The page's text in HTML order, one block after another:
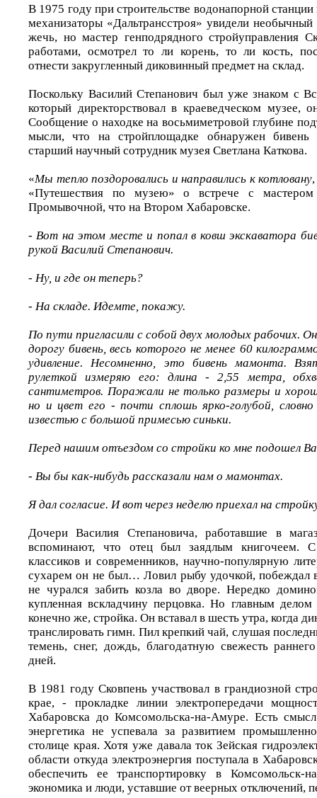
В 1975 году при строительстве водонапорной
механизаторы «Дальтрансстроя» увидели
жечь, но мастер генподрядного стройуправления
работами, осмотрел то ли корень, то ли кость,
отнести закругленный диковинный предмет на склад.
Поскольку Василий Степанович был уже знаком с
который директорствовал в краеведческом музее,
Сообщение о находке на восьмиметровой глубине
мысли, что на стройплощадке обнаружен бивень
старший научный сотрудник музея Светлана Каткова.
«Мы тепло поздоровались и направились к котловану
«Путешествия по музею» о встрече с
Промывочной, что на Втором Хабаровске.
- Вот на этом месте и попал в ковш экскаватора
рукой Василий Степанович.
- Ну, и где он теперь?
- На складе. Идемте, покажу.
По пути пригласили с собой двух молодых рабочих.
дорогу бивень, весь которого не менее 60
удивление. Несомненно, это бивень мамонта.
рулеткой измеряю его: длина - 2,55 метра,
сантиметров. Поражали не только размеры и
но и цвет его - почти сплошь ярко-голубой,
известью с большой примесью синьки.
Перед нашим отъездом со стройки ко мне подошел
- Вы бы как-нибудь рассказали нам о мамонтах.
Я дал согласие. И вот через неделю приехал на
Дочери Василия Степановича, работавшие в
вспоминают, что отец был заядлым книгочеем. С
классиков и современников, научно-популярную
сухарем он не был… Ловил рыбу удочкой, побеждал
не чурался забить козла во дворе. Нередко
купленная вскладчину перцовка. Но главным
конечно же, стройка. Он вставал в шесть утра, когда
транслировать гимн. Пил крепкий чай, слушая
темень, снег, дождь, благодатную свежесть
дней.
В 1981 году Сковпень участвовал в грандиозной
крае, - прокладке линии электропередачи
Хабаровска до Комсомольска-на-Амуре. Есть
энергетика не успевала за развитием
столице края. Хотя уже давала ток Зейская
области откуда электроэнергия поступала в
обеспечить ее транспортировку в Комсомольск-
экономика и люди, уставшие от веерных отключений,